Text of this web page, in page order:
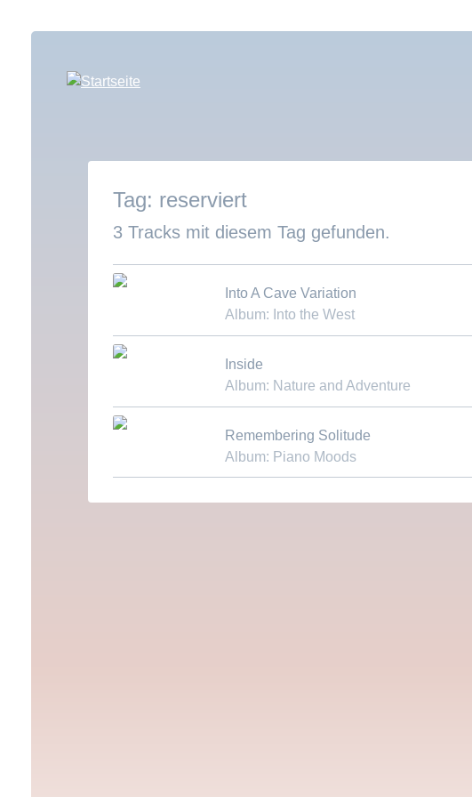
reserviert
3 Tracks mit diesem Tag gefunden.
Into A Cave Variation
Album: Into the West
Inside
Album: Nature and Adventure
Remembering Solitude
Album: Piano Moods